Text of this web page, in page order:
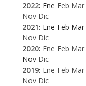
2022: Ene Feb Mar
Nov Dic
2021: Ene Feb Mar
Nov Dic
2020: Ene Feb Mar
Nov Dic
2019: Ene Feb Mar
Nov Dic